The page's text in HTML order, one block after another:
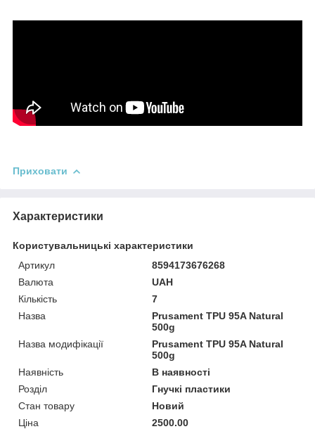
Приховати
Характеристики
Користувальницькі характеристики
Артикул
8594173676268
Валюта
UAH
Кількість
7
Назва
Prusament TPU 95A Natural
500g
Назва модифікації
Prusament TPU 95A Natural
500g
Наявність
В наявності
Розділ
Гнучкі пластики
Стан товару
Новий
Ціна
2500.00